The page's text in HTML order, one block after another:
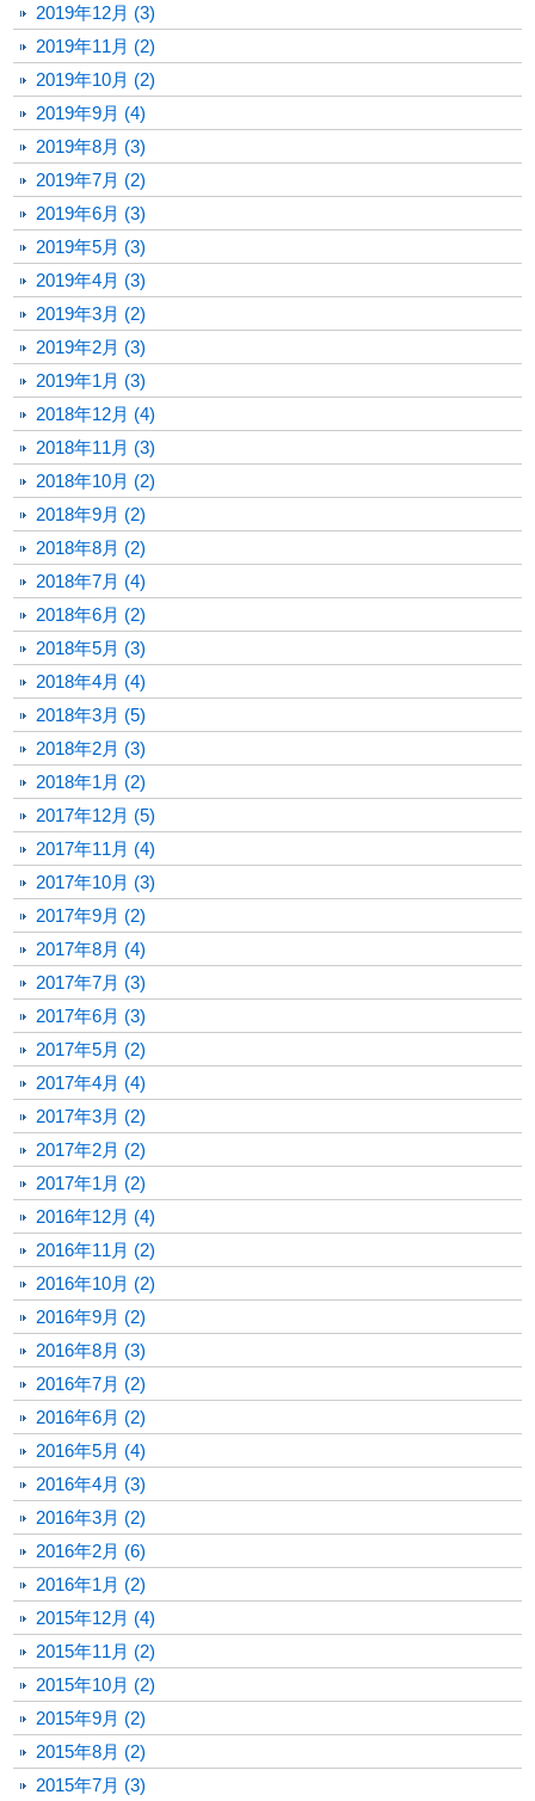
2019年12月 (3)
2019年11月 (2)
2019年10月 (2)
2019年9月 (4)
2019年8月 (3)
2019年7月 (2)
2019年6月 (3)
2019年5月 (3)
2019年4月 (3)
2019年3月 (2)
2019年2月 (3)
2019年1月 (3)
2018年12月 (4)
2018年11月 (3)
2018年10月 (2)
2018年9月 (2)
2018年8月 (2)
2018年7月 (4)
2018年6月 (2)
2018年5月 (3)
2018年4月 (4)
2018年3月 (5)
2018年2月 (3)
2018年1月 (2)
2017年12月 (5)
2017年11月 (4)
2017年10月 (3)
2017年9月 (2)
2017年8月 (4)
2017年7月 (3)
2017年6月 (3)
2017年5月 (2)
2017年4月 (4)
2017年3月 (2)
2017年2月 (2)
2017年1月 (2)
2016年12月 (4)
2016年11月 (2)
2016年10月 (2)
2016年9月 (2)
2016年8月 (3)
2016年7月 (2)
2016年6月 (2)
2016年5月 (4)
2016年4月 (3)
2016年3月 (2)
2016年2月 (6)
2016年1月 (2)
2015年12月 (4)
2015年11月 (2)
2015年10月 (2)
2015年9月 (2)
2015年8月 (2)
2015年7月 (3)